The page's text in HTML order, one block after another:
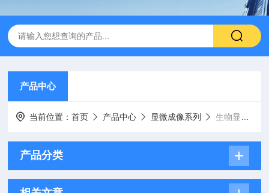
产品中心
当前位置：首页 产品中心 显微成像系列 生物显微镜
产品分类